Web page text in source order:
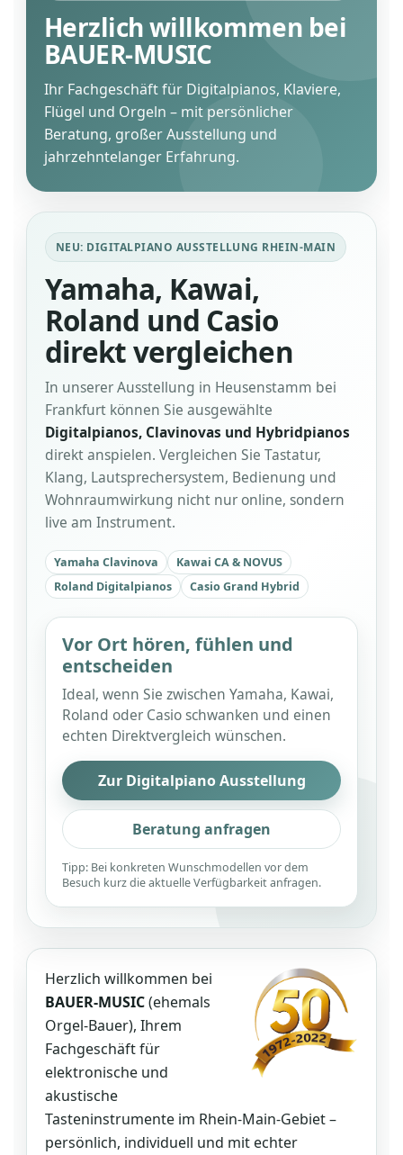
Herzlich willkommen bei
BAUER-MUSIC
Ihr Fachgeschäft für Digitalpianos, Klaviere,
Flügel und Orgeln – mit persönlicher
Beratung, großer Ausstellung und
jahrzehntelanger Erfahrung.
NEU: DIGITALPIANO AUSSTELLUNG RHEIN-MAIN
Yamaha, Kawai,
Roland und Casio
direkt vergleichen
In unserer Ausstellung in Heusenstamm bei
Frankfurt können Sie ausgewählte
Digitalpianos, Clavinovas und Hybridpianos
direkt anspielen. Vergleichen Sie Tastatur,
Klang, Lautsprechersystem, Bedienung und
Wohnraumwirkung nicht nur online, sondern
live am Instrument.
Yamaha Clavinova
Kawai CA & NOVUS
Roland Digitalpianos
Casio Grand Hybrid
Vor Ort hören, fühlen und
entscheiden
Ideal, wenn Sie zwischen Yamaha, Kawai,
Roland oder Casio schwanken und einen
echten Direktvergleich wünschen.
Zur Digitalpiano Ausstellung
Beratung anfragen
Tipp: Bei konkreten Wunschmodellen vor dem
Besuch kurz die aktuelle Verfügbarkeit anfragen.
Herzlich willkommen bei
BAUER-MUSIC(ehemals
Orgel-Bauer), Ihrem
Fachgeschäft für
elektronische und
akustische
Tasteninstrumente im Rhein-Main-Gebiet –
persönlich, individuell und mit echter